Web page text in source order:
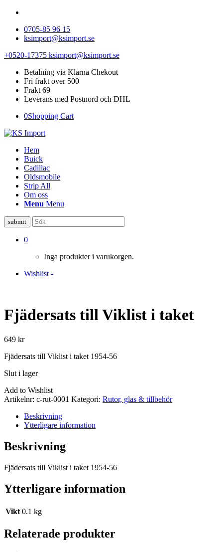
0705-85 96 15
ksimport@ksimport.se
+0520-17375 ksimport@ksimport.se
Betalning via Klarna Chekout
Fri frakt over 500
Frakt 69
Leverans med Postnord och DHL
0Shopping Cart
Hem
Buick
Cadillac
Oldsmobile
Strip All
Om oss
Menu Menu
0
Inga produkter i varukorgen.
Wishlist -
Fjädersats till Viklist i taket
649 kr
Fjädersats till Viklist i taket 1954-56
Slut i lager
Add to Wishlist
Artikelnr: c-rut-0001 Kategori: Rutor, glas & tillbehör
Beskrivning
Ytterligare information
Beskrivning
Fjädersats till Viklist i taket 1954-56
Ytterligare information
Vikt 0.1 kg
Relaterade produkter